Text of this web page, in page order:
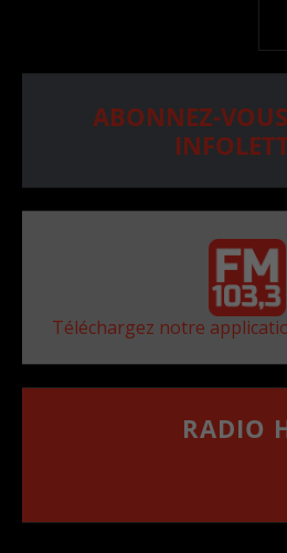
ABONNEZ-
Téléchargez notre
RADIO